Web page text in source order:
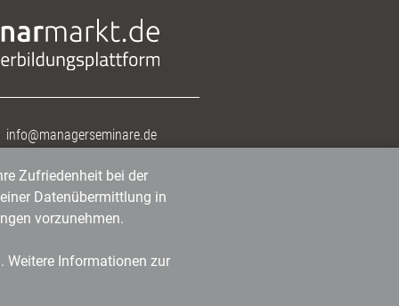
info@managerseminare.de
Zufriedenheit bei der
Datenübermittlung in
vorzunehmen.
Weitere Informationen zur